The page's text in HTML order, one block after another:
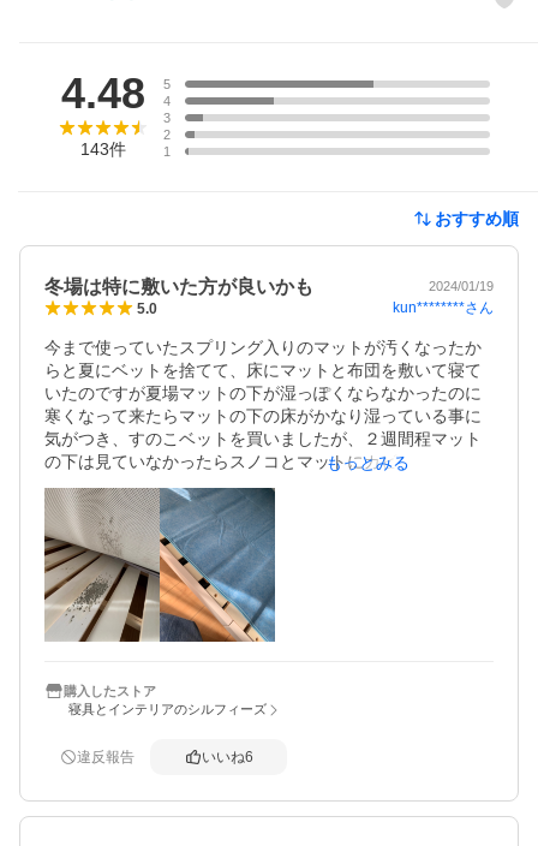
4.48
143件
5
4
3
2
1
おすすめ順
冬場は特に敷いた方が良いかも 2024/01/19
5.0 kun********さん
今まで使っていたスプリング入りのマットが汚くなったか
らと夏にベットを捨てて、床にマットと布団を敷いて寝て
いたのですが夏場マットの下が湿っぽくならなかったのに
寒くなって来たらマットの下の床がかなり湿っている事に
気がつき、すのこベットを買いましたが、２週間程マット
の下は見ていなかったらスノコとマットにカビが生え始め
ていてビックリ。布団とマットを干しましたが何か湿気を
取るシートが必要と思い安かったのでこちらを注文しまし
た。レビューに届くのに5日かかったと書かれていたので、
ま〜早く届くと良いなあと思っていたら次の日に届きまし
た。直ぐに敷いてみましたが、翌朝マットの下を触ると湿
っぽくなっていませんでした。何日寝たら干し時になるか
まだ分かりませんが取り敢えず良い感じです。
買ってから春夏秋が過ぎ冬になって来たこの頃になりまし
ていません。一度も干したことが有りませんが吸湿センサ
ーがピンクになった事がないです。本当に買って良かった
もっとみる
購入したストア
寝具とインテリアのシルフィーズ
違反報告 いいね6